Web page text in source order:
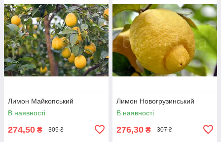
Лимон Майкопський
В наявності
274,50 ₴ 305 ₴
Лимон Новогрузинський
В наявності
276,30 ₴ 307 ₴